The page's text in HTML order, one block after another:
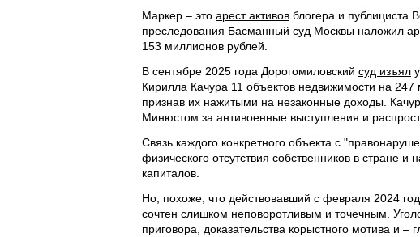
Маркер – это арест активов блогера и публициста
преследования Басманный суд Москвы наложил
153 миллионов рублей.
В сентябре 2025 года Дорогомиловский суд изъял
Кирилла Качура 11 объектов недвижимости на
признав их нажитыми на незаконные доходы.
Минюстом за антивоенные выступления и
Связь каждого конкретного объекта с
физического отсутствия собственников в стране
капиталов.
Но, похоже, что действовавший с февраля 2024
сочтен слишком неповоротливым и точечным.
приговора, доказательства корыстного мотива и